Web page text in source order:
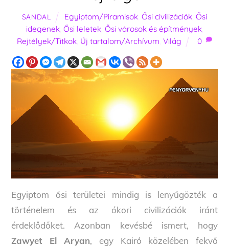
SANDAL Egyiptom/Piramisok ,Ősi civilizációk ,Ősi
idegenek, Ősi leletek, Ősi városok és építmények,
Rejtélyek/Titkok Új tartalom/Archívum ,Világ 0
Egyiptom ősi területei mindig is lenyűgözték a
történelem és az ókori civilizációk iránt
érdeklődőket. Azonban kevésbé ismert, hogy
Zawyet El Aryan, egy Kairó közelében fekvő